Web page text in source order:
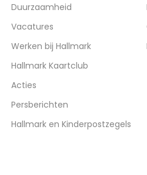
Duurzaamheid
Vacatures
Werken bij Hallmark
Hallmark Kaartclub
Acties
Persberichten
Hallmark en Kinderpostzegels